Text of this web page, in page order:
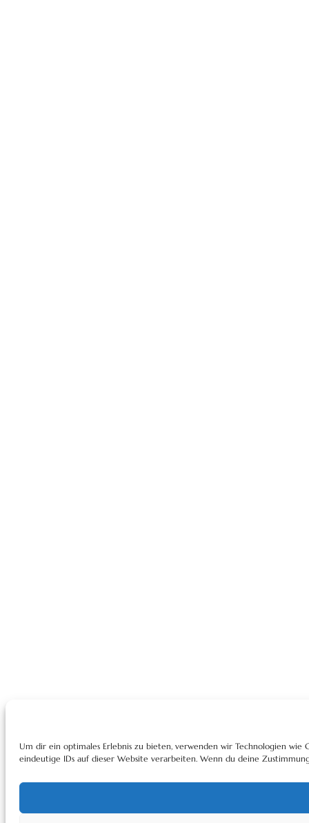
Um dir ein optimales Erlebnis zu bieten, verwenden wir Technologien
eindeutige IDs auf dieser Website verarbeiten. Wenn du deine